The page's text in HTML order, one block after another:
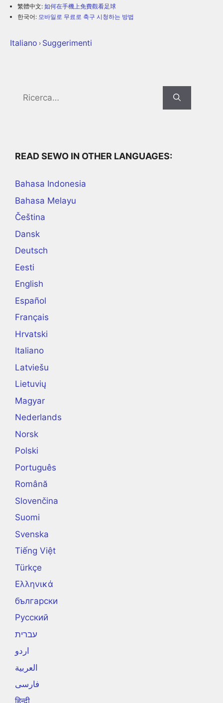
繁體中文: 如何在手機上免費觀看足球
한국어: 모바일로 무료로 축구 시청하는 방법
Italiano › Suggerimenti
Search
READ SEWO IN OTHER LANGUAGES:
Bahasa Indonesia
Bahasa Melayu
Čeština
Dansk
Deutsch
Eesti
English
Español
Français
Hrvatski
Italiano
Latviešu
Lietuvių
Magyar
Nederlands
Norsk
Polski
Português
Română
Slovenčina
Suomi
Svenska
Tiếng Việt
Türkçe
Ελληνικά
български
Русский
עברית
اردو
العربية
فارسی
हिन्दी